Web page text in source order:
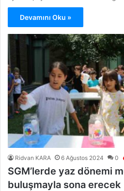
Devamını Oku »
Ridvan KARA 6 Ağustos 2024 0
SGM’lerde yaz dönemi
buluşmayla sona erecek